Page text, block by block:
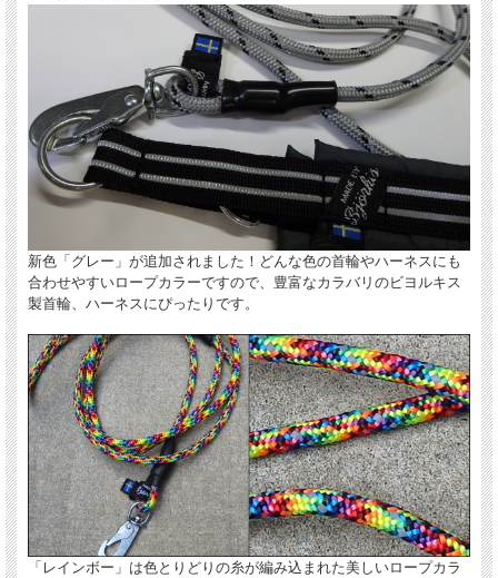
新色「グレー」が追加されました！どんな色の首輪やハーネスにも
合わせやすいロープカラーですので、豊富なカラバリのビヨルキス
製首輪、ハーネスにぴったりです。
「レインボー」は色とりどりの糸が編み込まれた美しいロープカラ